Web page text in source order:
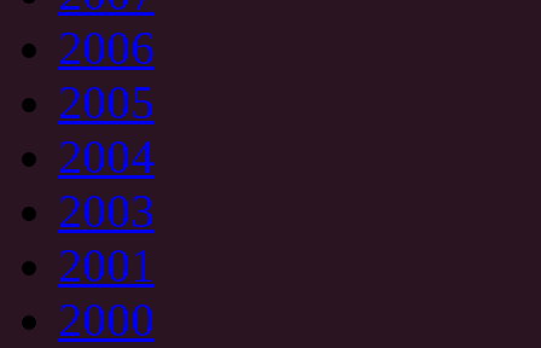
2006
2005
2004
2003
2001
2000